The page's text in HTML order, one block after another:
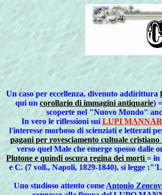
Uncaso per eccellenza, divenuto addirittura
qui un corollario di immagini antiquarie)
scoperte nel "Nuovo Mondo"
In vero le riflessioni suiLUPI
l'interesse morboso di scienziati e letterati
pagani per rovesciamento cultuale
verso quel Male che emerge spesso
Plutone e quindi oscura regina dei morti = in
e C. (7 voll., Napoli, 1829-1840), si legge
Uno studioso attento comeAntonio